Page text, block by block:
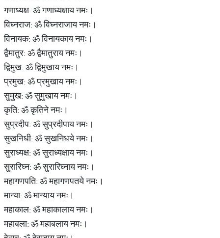
गणाध्यक्ष: ॐ गणाध्यक्षाय नमः।
विघ्नराज: ॐ विघ्नराजाय नमः।
विनायक: ॐ विनायकाय नमः।
द्वैमातुर: ॐ द्वैमातुराय नमः।
द्विमुख: ॐ द्विमुखाय नमः।
प्रमुख: ॐ प्रमुखाय नमः।
सुमुख: ॐ सुमुखाय नमः।
कृति: ॐ कृतिने नमः।
सुप्रदीप: ॐ सुप्रदीपाय नमः।
सुखनिधी: ॐ सुखनिधये नमः।
सुराध्यक्ष: ॐ सुराध्यक्षाय नमः।
सुरारिघ्न: ॐ सुरारिघ्नाय नमः।
महागणपति: ॐ महागणपतये नमः।
मान्या: ॐ मान्याय नमः।
महाकाल: ॐ महाकालाय नमः।
महाबला: ॐ महाबलाय नमः।